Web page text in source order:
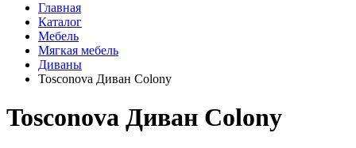
Главная
Каталог
Мебель
Мягкая мебель
Диваны
Tosconova Диван Colony
Tosconova Диван Colony